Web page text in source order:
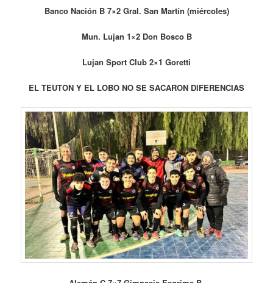
Banco Nación B 7×2 Gral. San Martín (miércoles)
Mun. Lujan 1×2 Don Bosco B
Lujan Sport Club 2×1 Goretti
EL TEUTON Y EL LOBO NO SE SACARON DIFERENCIAS